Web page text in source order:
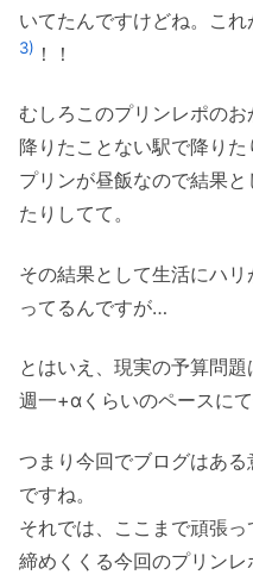
いてたんですけどね。こ
3) ！！
むしろこのプリンレポのお
降りたことない駅で降りた
プリンが昼飯なので結果
たりしてて。
その結果として生活にハ
ってるんですが…
とはいえ、現実の予算問
週一+αくらいのペースに
つまり今回でブログはあ
ですね。
それでは、ここまで頑張
締めくくる今回のプリンレ